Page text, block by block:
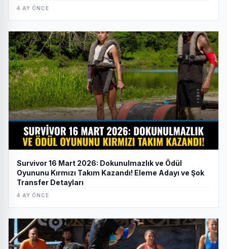
4 AY ÖNCE
Survivor 16 Mart 2026: Dokunulmazlık ve Ödül
Oyununu Kırmızı Takım Kazandı! Eleme Adayı ve Şok
Transfer Detayları
4 AY ÖNCE